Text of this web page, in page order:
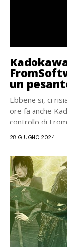
un
Ebbene si, ci
ore fa anche
controllo di
28 GIUGNO 2024